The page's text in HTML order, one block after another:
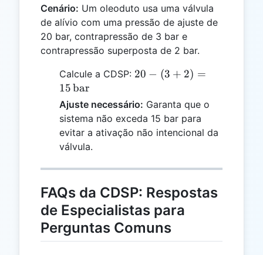
Cenário: Um oleoduto usa uma válvula
de alívio com uma pressão de ajuste de
20 bar, contrapressão de 3 bar e
contrapressão superposta de 2 bar.
Calcule a CDSP: 20 - (3 +
\text{bar}
20 − (3 + 2) =
15bar
Ajuste necessário: Garanta que o
sistema não exceda 15 bar para
evitar a ativação não intencional da
válvula.
FAQs da CDSP: Respostas
de Especialistas para
Perguntas Comuns